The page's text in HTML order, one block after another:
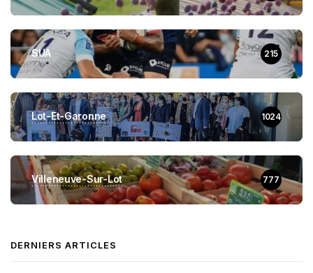
SUA 215
Lot-Et-Garonne 1024
Villeneuve-Sur-Lot 777
DERNIERS ARTICLES